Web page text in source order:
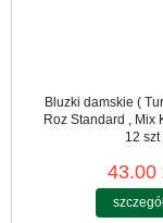
Bluzki damskie (
Roz Standard , Mix
12 szt
43.00